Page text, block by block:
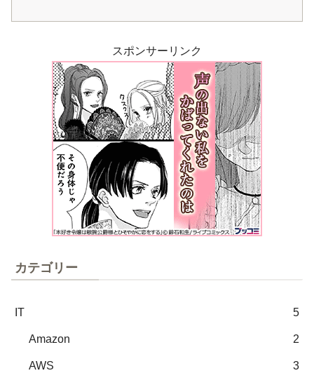
スポンサーリンク
カテゴリー
IT 5
Amazon 2
AWS 3